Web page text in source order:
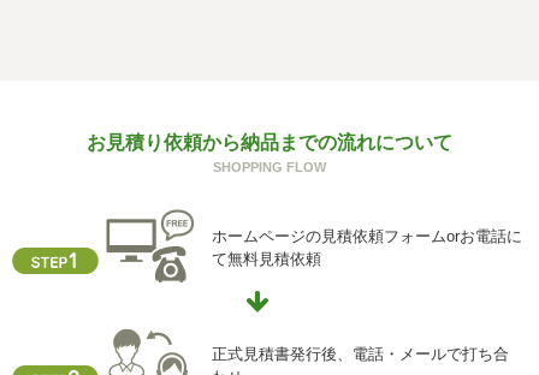
ご本人からの求めにより、当社が保有する保有個人データ
に関する開示、利用目的の通知、内容の訂正・追加または
供記録の開示(以下、開示等という)に応じます。
開示等に応ずる窓口は、下記「当社の個人情報の取扱いに
関する苦情、相談等の問合せ先」を参照してください。
クッキーやウェブビーコン等を用いるなどして、本人が容
お見積り依頼から納品までの流れについて
SHOPPING FLOW
ホームページの見積依頼フォームorお電話に
て無料見積依頼
正式見積書発行後、電話・メールで打ち合